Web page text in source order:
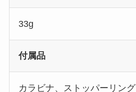
33g
付属品
カラビナ、ストッパーリング